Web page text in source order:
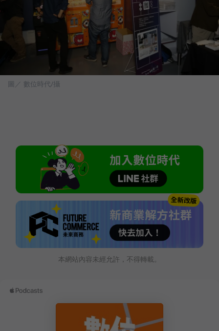
圖／ 數位時代/攝
本網站內容未經允許，不得轉載。